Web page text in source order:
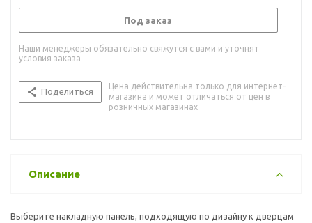
Под заказ
Наши менеджеры обязательно свяжутся с вами и уточнят
условия заказа
Поделиться
Цена действительна только для интернет-
магазина и может отличаться от цен в
розничных магазинах
Описание
Выберите накладную панель, подходящую по дизайну к дверцам